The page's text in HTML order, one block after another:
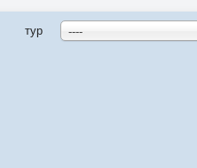
тур ----